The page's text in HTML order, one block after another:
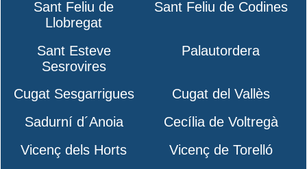
Sant Feliu de
Llobregat
Sant Feliu de Codines
Sant Esteve
Sesrovires
Palautordera
Cugat Sesgarrigues
Cugat del Vallès
Sadurní d´Anoia
Cecília de Voltregà
Vicenç dels Horts
Vicenç de Torelló